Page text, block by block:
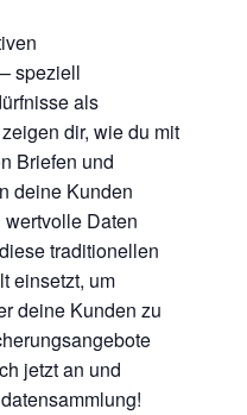
speziell
als
dir, wie du mit
Briefen und
deine Kunden
Daten
traditionellen
einsetzt, um
deine Kunden zu
jetzt an und